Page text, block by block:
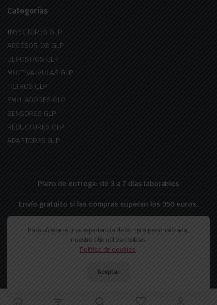
Categorías
INYECTORES GLP
ACCESORIOS GLP
DEPOSITOS GLP
MULTIVALVULAS GLP
FILTROS GLP
EMULADORES GLP
SENSORES GLP
REDUCTORES GLP
ADAPTORES GLP
Plazo de entrega: de 3 a 7 días laborables
Envío gratuito si las compras superan los 350 euros.
Politica de proteccion de datos
Politica de privacidad
Política de devolución
Para ofrecerte una experiencia de compra personalizada,
nuestro sitio utiliza cookies.
Política de cookies.
Aceptar